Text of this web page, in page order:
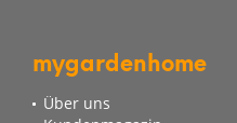
mygardenhome
Über uns